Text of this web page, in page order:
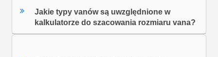
Jakie typy vanów są uwzględnione w
kalkulatorze do szacowania rozmiaru vana?